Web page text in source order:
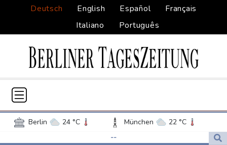
Deutsch English Español
Français
Italiano
Português
Berlin 24 °C München
22 °C
--